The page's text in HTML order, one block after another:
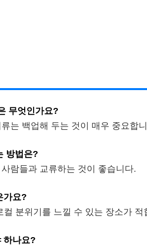
무엇인가요?
는 백업해 두는 것이 매우 중요합
방법은?
람들과 교류하는 것이 좋습니다.
가요?
분위기를 느낄 수 있는 장소가 적
하나요?